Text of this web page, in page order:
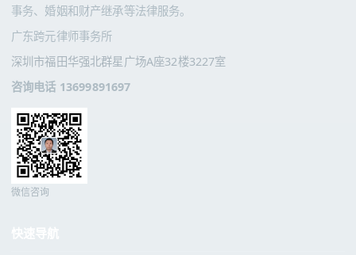
事务、婚姻和财产继承等法律服务。
广东跨元律师事务所
深圳市福田华强北群星广场A座32楼3227室
咨询电话 13699891697
微信咨询